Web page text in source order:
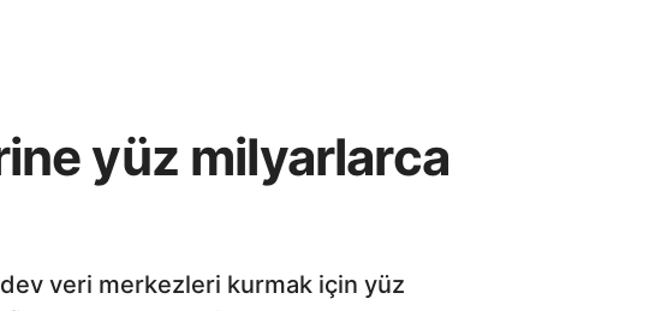
yüz milyarlarca
dev veri merkezleri kurmak için yüz